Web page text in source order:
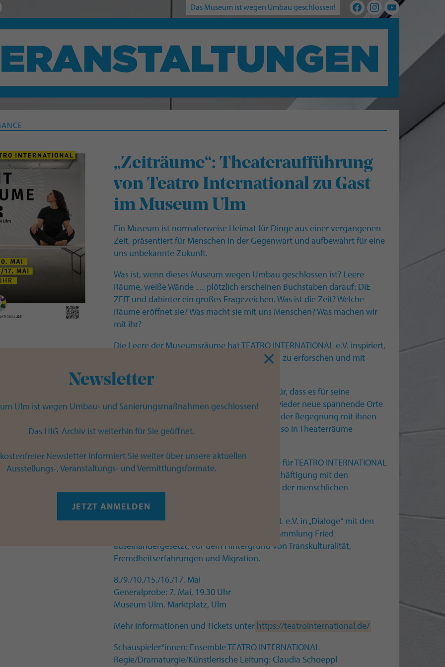
Das Museum ist wegen Umbau geschlossen!
„Zeiträume“: Theateraufführung
von Teatro International zu Gast
im Museum Ulm
Ein Museum ist normalerweise Heimat für Dinge aus einer vergangenen
Zeit, präsentiert für Menschen in der Gegenwart und aufbewahrt für eine
uns unbekannte Zukunft.
Was ist, wenn dieses Museum wegen Umbau geschlossen ist? Leere
Räume, weiße Wände … plötzlich erscheinen Buchstaben darauf: DIE
ZEIT und dahinter ein großes Fragezeichen. Was ist die Zeit? Welche
Räume eröffnet sie? Was macht sie mit uns Menschen? Was machen wir
mit ihr?
Die Leere der Museumsräume hat TEATRO INTERNATIONAL e.V. inspiriert,
die Relationen von Zeit und Raum ästhetisch zu erforschen und mit
Leben zu füllen.
TEATRO INTERNATIONAL e.V. ist bekannt dafür, dass es für seine
transkulturellen Eigenproduktionen immer wieder neue spannende Orte
in Ulm aufsucht, sie ästhetisch erforscht, aus der Begegnung mit ihnen
Stücke und Performances entwickelt und sie so in Theaterräume
So sind die Museumsräume leere Spielräume für TEATRO INTERNATIONAL
e.V., ideale Kulissen für die künstlerische Beschäftigung mit den
abstrakten Begriffen von Zeit und Raum und der menschlichen
Bereits 2018 hat sich TEATRO INTERNATIONAL e.V. in „Dialoge“ mit den
Kunstwerken der klassischen Moderne der Sammlung Fried
auseinandergesetzt, vor dem Hintergrund von Transkulturalität,
Fremdheitserfahrungen und Migration.
8./9./10./15./16./17. Mai
Generalprobe: 7. Mai, 19.30 Uhr
Museum Ulm, Marktplatz, Ulm
Mehr Informationen und Tickets unter https://teatrointernational.de/
Schauspieler*innen: Ensemble TEATRO INTERNATIONAL
Regie/Dramaturgie/Künstlerische Leitung: Claudia Schoeppl
Newsletter
Ulm ist wegen Umbau- und Sanierungsmaßnahmen geschlossen!
Das HfG-Archiv ist weiterhin für Sie geöffnet.
Newsletter informiert Sie weiter über unsere aktuellen
Ausstellungs-, Veranstaltungs- und Vermittlungsformate.
JETZT ANMELDEN